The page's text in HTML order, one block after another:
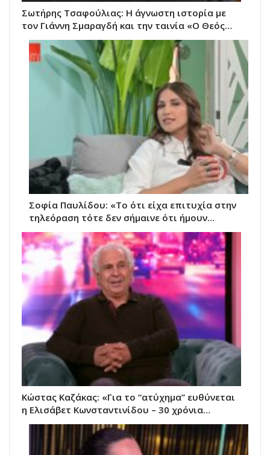
Σωτήρης Τσαφούλιας: Η άγνωστη ιστορία με
τον Γιάννη Σμαραγδή και την ταινία «Ο Θεός…
Σοφία Παυλίδου: «Το ότι είχα επιτυχία στην
τηλεόραση τότε δεν σήμαινε ότι ήμουν…
Κώστας Καζάκας: «Για το “ατύχημα” ευθύνεται
η Ελισάβετ Κωνσταντινίδου – 30 χρόνια…